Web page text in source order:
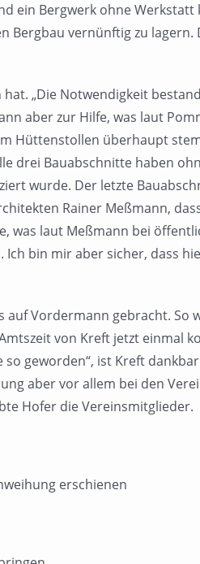
ein Bergwerk ohne Werkstatt
Bergbau vernünftig zu lagern.
„Die Notwendigkeit
aber zur Hilfe, was laut
Hüttenstollen überhaupt
drei Bauabschnitte haben
wurde. Der letzte
Rainer Meßmann,
was laut Meßmann bei
bin mir aber sicher, dass
auf Vordermann gebracht. So
von Kreft jetzt einmal
geworden“, ist Kreft
aber vor allem bei den
Hofer die Vereinsmitglieder.
erschienen